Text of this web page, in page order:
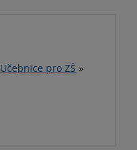
Učebnice pro ZŠ »